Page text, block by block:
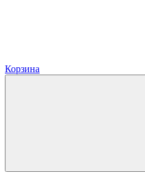
Корзина